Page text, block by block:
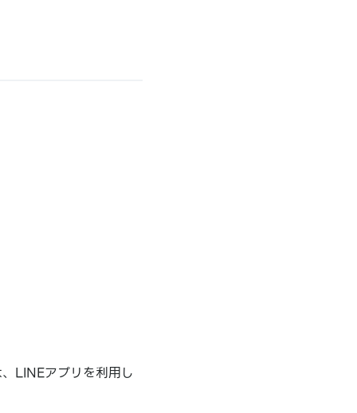
LINEアプリを利用し